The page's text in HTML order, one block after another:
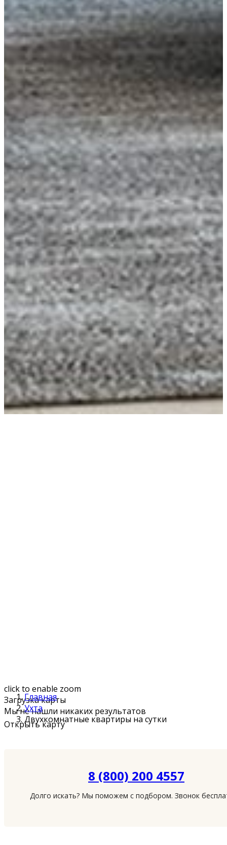
click to enable zoom
Загрузка карты
Мы не нашли никаких результатов
Открыть карту
Главная
Ухта
Двухкомнатные квартиры на сутки
8 (800) 200 4557
Долго искать? Мы поможем с подбором. Звонок